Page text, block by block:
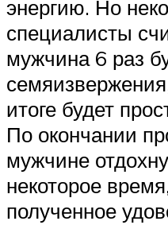
энергию. Но
специалисты
мужчина 6 раз
итоге будет
По окончании
мужчине
некоторое
полученное